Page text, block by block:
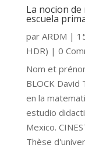
La nocion
escuela
par ARDM |
HDR) | 0
Nom et
BLOCK David
en la
estudio
Mexico.
Thèse